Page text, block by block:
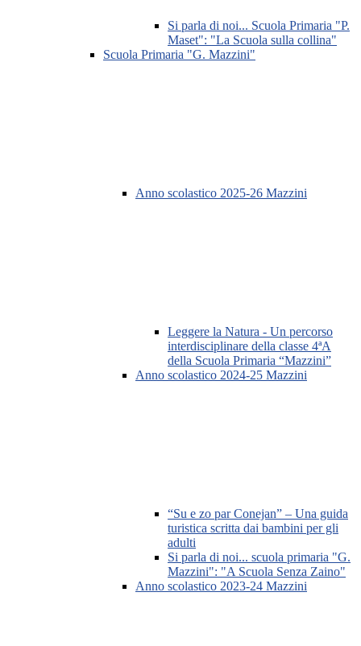
Si parla di noi... Scuola Primaria "P.
Maset": "La Scuola sulla collina"
Scuola Primaria "G. Mazzini"
Anno scolastico 2025-26 Mazzini
Leggere la Natura - Un percorso
interdisciplinare della classe 4ªA
della Scuola Primaria “Mazzini”
Anno scolastico 2024-25 Mazzini
“Su e zo par Conejan” – Una guida
turistica scritta dai bambini per gli
adulti
Si parla di noi... scuola primaria "G.
Mazzini": "A Scuola Senza Zaino"
Anno scolastico 2023-24 Mazzini